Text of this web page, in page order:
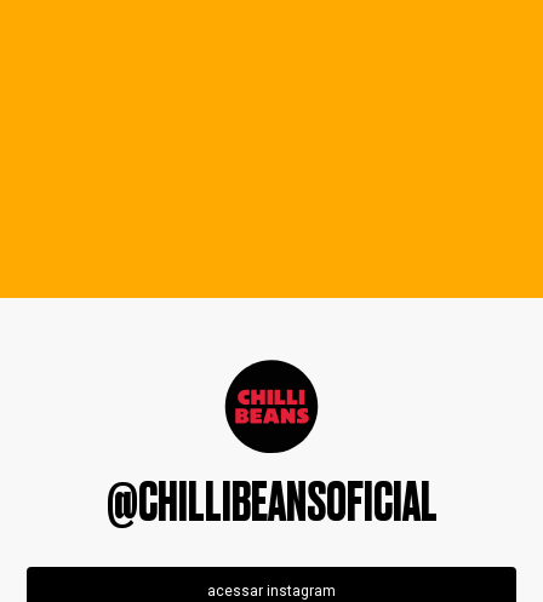
@CHILLIBEANSOFICIAL
acessar instagram